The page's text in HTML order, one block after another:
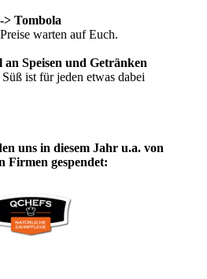
-> Tombola
warten auf Euch.
an Speisen und Getränken
ist für jeden etwas dabei
uns in diesem Jahr u.a. von
Firmen gespendet: